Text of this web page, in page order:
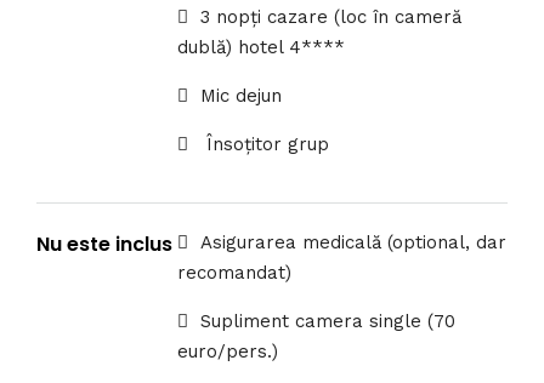
3 nopți cazare (loc în cameră
dublă) hotel 4****
Mic dejun
Însoțitor grup
Nu este inclus
Asigurarea medicală (optional, dar
recomandat)
Supliment camera single (70
euro/pers.)